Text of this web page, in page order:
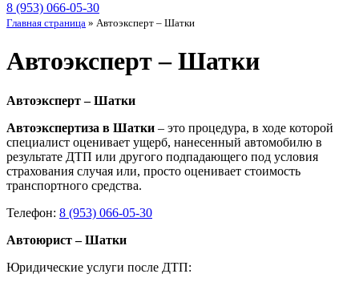
8 (953) 066-05-30
Главная страница » Автоэксперт – Шатки
Автоэксперт – Шатки
Автоэксперт – Шатки
Автоэкспертиза в Шатки – это процедура, в ходе которой
специалист оценивает ущерб, нанесенный автомобилю в
результате ДТП или другого подпадающего под условия
страхования случая или, просто оценивает стоимость
транспортного средства.
Телефон: 8 (953) 066-05-30
Автоюрист – Шатки
Юридические услуги после ДТП: